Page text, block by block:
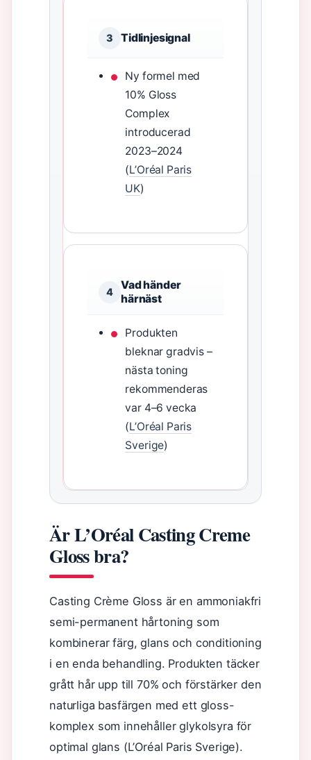
3 Tidlinjesignal
Ny formel med
10% Gloss
Complex
introducerad
2023–2024
(L’Oréal Paris
UK)
4
Vad händer
härnäst
Produkten
bleknar gradvis –
nästa toning
rekommenderas
var 4–6 vecka
(L’Oréal Paris
Sverige)
Är L’Oréal Casting Creme
Gloss bra?
Casting Crème Gloss är en ammoniakfri
semi-permanent hårtoning som
kombinerar färg, glans och conditioning
i en enda behandling. Produkten täcker
grått hår upp till 70% och förstärker den
naturliga basfärgen med ett gloss-
komplex som innehåller glykolsyra för
optimal glans (L’Oréal Paris Sverige).